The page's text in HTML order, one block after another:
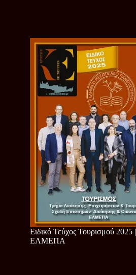
Ειδικό Τεύχος Τουρισμού 2025 |
ΕΛΜΕΠΑ